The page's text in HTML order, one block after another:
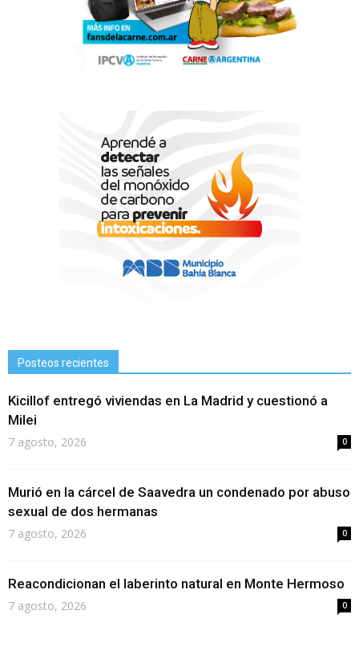
Posteos recientes
Kicillof entregó viviendas en La Madrid y cuestionó a
Milei
7 agosto, 2026 0
Murió en la cárcel de Saavedra un condenado por abuso
sexual de dos hermanas
7 agosto, 2026 0
Reacondicionan el laberinto natural en Monte Hermoso
7 agosto, 2026 0